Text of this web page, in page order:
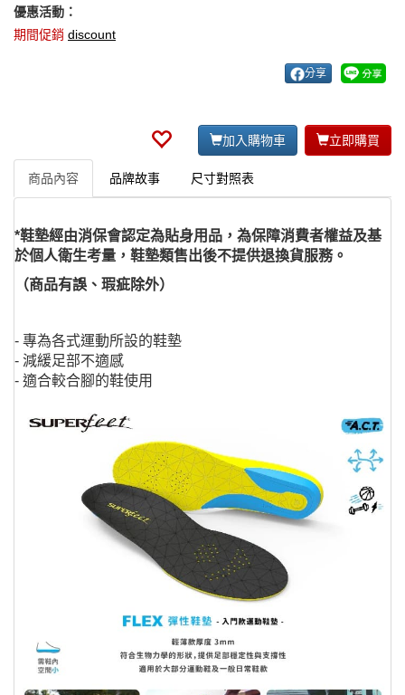
優惠活動：
期間促銷 discount
分享
加入購物車 立即購買
商品內容 品牌故事 尺寸對照表
*鞋墊經由消保會認定為貼身用品，為保障消費者權益及基
於個人衛生考量，鞋墊類售出後不提供退換貨服務。
（商品有誤、瑕疵除外）
- 專為各式運動所設的鞋墊
- 減緩足部不適感
- 適合較合腳的鞋使用